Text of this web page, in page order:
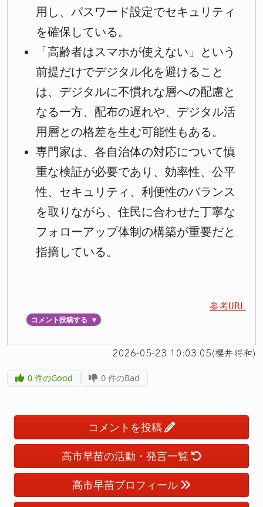
用し、パスワード設定でセキュリティ
を確保している。
「高齢者はスマホが使えない」という
前提だけでデジタル化を避けること
は、デジタルに不慣れな層への配慮と
なる一方、配布の遅れや、デジタル活
用層との格差を生む可能性もある。
専門家は、各自治体の対応について慎
重な検証が必要であり、効率性、公平
性、セキュリティ、利便性のバランス
を取りながら、住民に合わせた丁寧な
フォローアップ体制の構築が重要だと
指摘している。
参考URL
コメント投稿する ▼
2026-05-23 10:03:05(櫻井将和)
0件のGood 0 件のBad
コメントを投稿
高市早苗の活動・発言一覧
高市早苗プロフィール